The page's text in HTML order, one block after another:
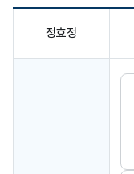
정효정